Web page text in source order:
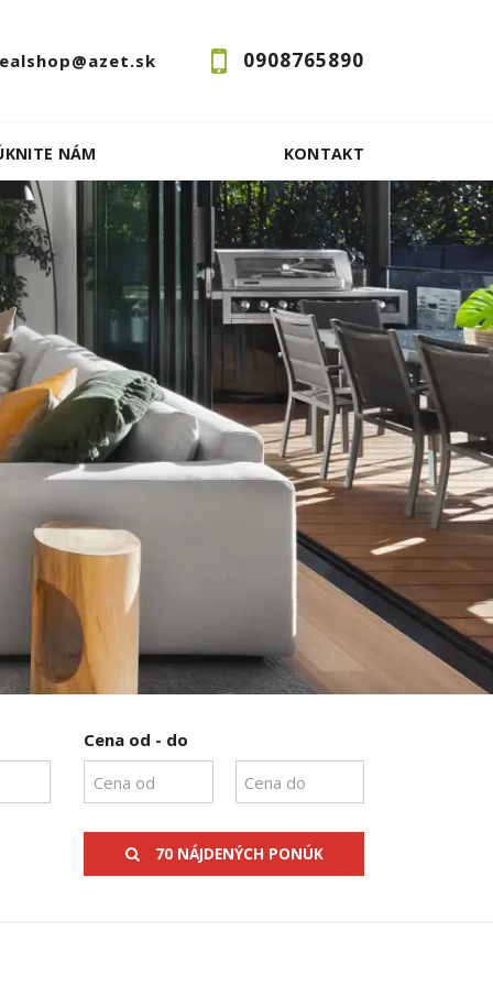
0908765890
NÁM KONTAKT
Cena od - do
70 NÁJDENÝCH PONÚK